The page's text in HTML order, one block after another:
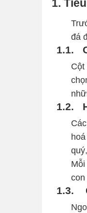
1.
đá
1.1.
Cột
1.2.
Các
1.3.